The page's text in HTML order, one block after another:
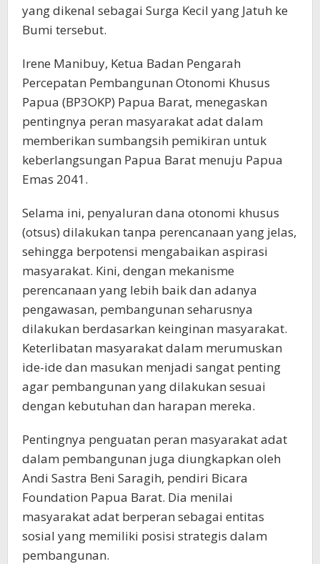
yang dikenal sebagai Surga Kecil yang Jatuh ke
Bumi tersebut.
Irene Manibuy, Ketua Badan Pengarah
Percepatan Pembangunan Otonomi Khusus
Papua (BP3OKP) Papua Barat, menegaskan
pentingnya peran masyarakat adat dalam
memberikan sumbangsih pemikiran untuk
keberlangsungan Papua Barat menuju Papua
Emas 2041.
Selama ini, penyaluran dana otonomi khusus
(otsus) dilakukan tanpa perencanaan yang jelas,
sehingga berpotensi mengabaikan aspirasi
masyarakat. Kini, dengan mekanisme
perencanaan yang lebih baik dan adanya
pengawasan, pembangunan seharusnya
dilakukan berdasarkan keinginan masyarakat.
Keterlibatan masyarakat dalam merumuskan
ide-ide dan masukan menjadi sangat penting
agar pembangunan yang dilakukan sesuai
dengan kebutuhan dan harapan mereka.
Pentingnya penguatan peran masyarakat adat
dalam pembangunan juga diungkapkan oleh
Andi Sastra Beni Saragih, pendiri Bicara
Foundation Papua Barat. Dia menilai
masyarakat adat berperan sebagai entitas
sosial yang memiliki posisi strategis dalam
pembangunan.